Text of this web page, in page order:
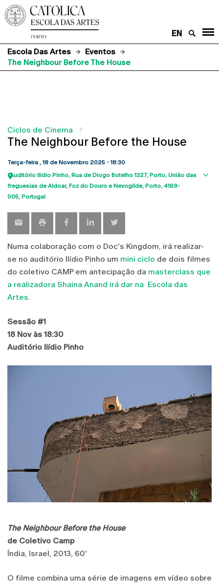
EN
Escola Das Artes
Eventos
The Neighbour Before The House
Ciclos de Cinema
The Neighbour Before the House
Terça-feira , 18 de Novembro 2025 - 18:30
Auditório Ilídio Pinho Rua de Diogo Botelho 1327 Porto União das
freguesias de Aldoar, Foz do Douro e Nevogilde, Porto 4169-
005 Portugal
Numa colaboração com o Doc's Kingdom, irá realizar-
se no auditório Ilídio Pinho um mini ciclo de dois filmes
do coletivo CAMP em antecipação da masterclass que
a realizadora Shaina Anand irá dar na Escola das
Artes.
Sessão #1
18 Nov às 18:30
Auditório Ilídio Pinho
The Neighbour Before the House
de Coletivo Camp
Índia, Israel, 2013, 60'
O filme combina uma série de imagens em vídeo sobre